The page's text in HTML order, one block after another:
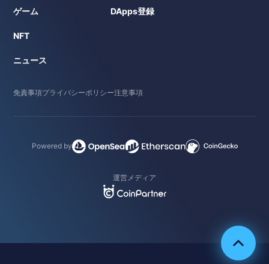
ゲーム
NFT
ニュース
DApps登録
免責事項プライバシーポリシー注意事項
Powered by
運営メディア